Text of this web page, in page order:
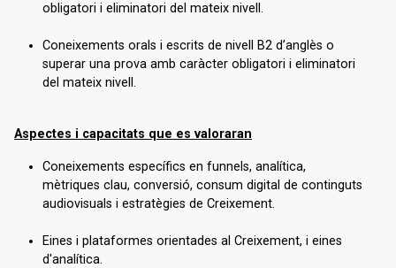
obligatori i eliminatori del mateix nivell.
Coneixements orals i escrits de nivell B2 d’anglès o
superar una prova amb caràcter obligatori i eliminatori
del mateix nivell.
Aspectes i capacitats que es valoraran
Coneixements específics en funnels, analítica,
mètriques clau, conversió, consum digital de continguts
audiovisuals i estratègies de Creixement.
Eines i plataformes orientades al Creixement, i eines
d'analítica.